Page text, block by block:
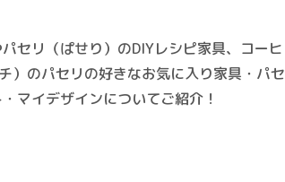
セリ（ぱせり）のDIYレシピ家具、コーヒ
のパセリの好きなお気に入り家具・パセ
マイデザインについてご紹介！